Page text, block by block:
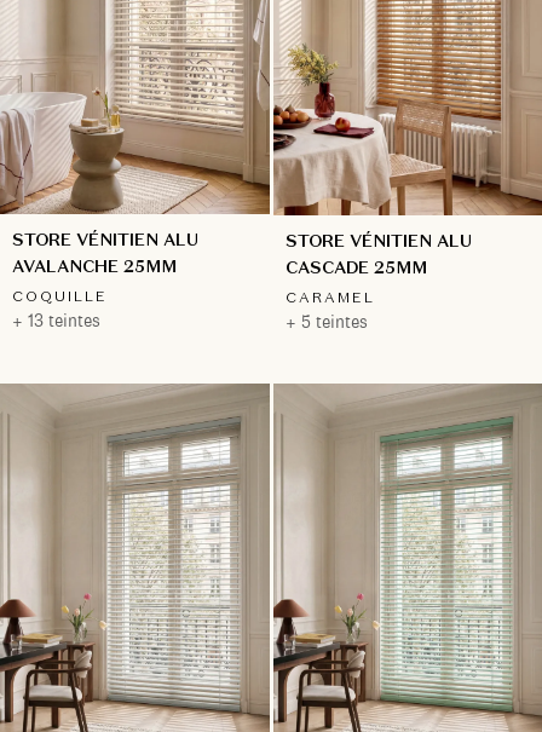
STORE VÉNITIEN ALU
AVALANCHE 25MM
COQUILLE
+ 13 teintes
STORE VÉNITIEN ALU
CASCADE 25MM
CARAMEL
+ 5 teintes